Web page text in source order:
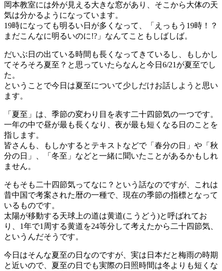
岡本教室には外が見える大きな窓があり、そこから大体の天
気は分かるようになっています。
19時になっても明るい日が多くなって、「えっもう19時！？
まだこんなに明るいのに!?」なんてこともしばしば。
だいぶ日の出ている時間も長くなってきているし、もしかし
てそろそろ夏至？と思っていたらなんと今日6/21が夏至でし
た。
ということで今日は夏至について少しだけお話しようと思い
ます。
「夏至」は、季節の変わり目を表す二十四節気の一つです。
一年の中で昼が最も長くなり、夜が最も短くなる日のことを
指します。
皆さんも、もしかするとテキストなどで「春分の日」や「秋
分の日」、「冬至」などと一緒に聞いたことがあるかもしれ
ません。
そもそも二十四節気ってなに？という話なのですが、これは
昔中国で考案された暦の一種で、現在の季節の指標となって
いるものです。
太陽が移動する天球上の道は黄道(こうどう)と呼ばれてお
り、1年で1周する黄道を24等分して考えたから二十四節気、
というんだそうです。
今日はそんな夏至の日なのですが、実は日本だと梅雨の時期
と近いので、夏至の日でも実際の日照時間は冬よりも短くな